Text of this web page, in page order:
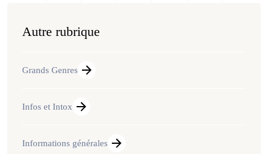
Autre rubrique
Grands Genres
Infos et Intox
Informations générales